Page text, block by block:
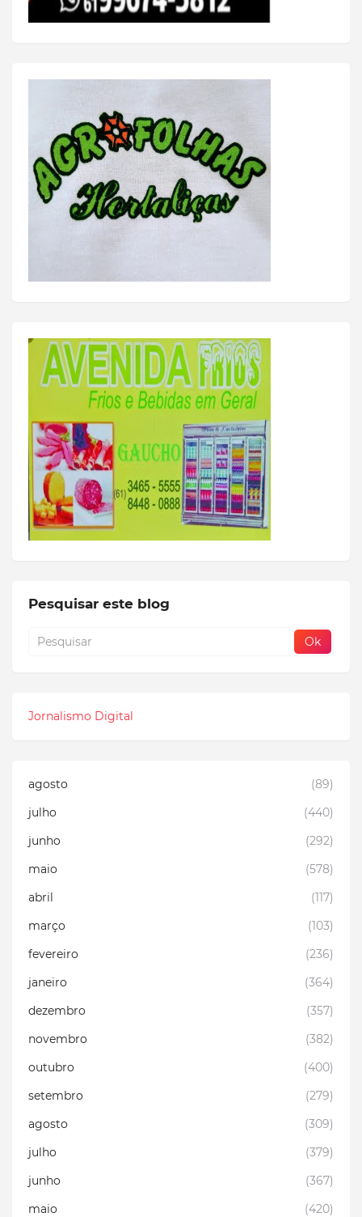
Pesquisar este blog
Jornalismo Digital
agosto
(89)
julho
(440)
junho
(292)
maio
(578)
abril
(117)
março
(103)
fevereiro
(236)
janeiro
(364)
dezembro
(357)
novembro
(382)
outubro
(400)
setembro
(279)
agosto
(309)
julho
(379)
junho
(367)
maio
(420)